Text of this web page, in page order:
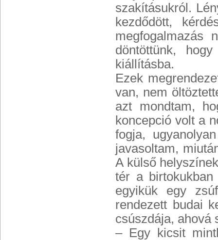
szakításukról.
kezdődött,
megfogalmazás
döntöttünk,
kiállításba.
Ezek
van, nem
azt mondtam,
koncepció volt a
fogja,
javasoltam,
A külső
tér a birtokukban
egyikük egy
rendezett budai
csúszdája, ahová
– Egy kicsit